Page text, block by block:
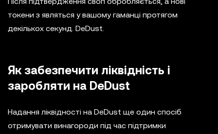
токени з являться у вашому гаманці протягом
декількох секунд. DeDust.
Як забезпечити ліквідність і
заробляти на DeDust
Надання ліквідності на DeDust ще один спосіб
отримувати винагороди під час підтримки